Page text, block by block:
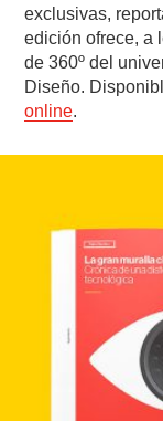
exclusivas,
edición ofrece, a
de 360º del
Diseño.
online.